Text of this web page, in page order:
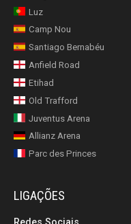
Luz
Camp Nou
Santiago Bernabéu
Anfield Road
Etihad
Old Trafford
Juventus Arena
Allianz Arena
Parc des Princes
LIGAÇÕES
Redes Sociais